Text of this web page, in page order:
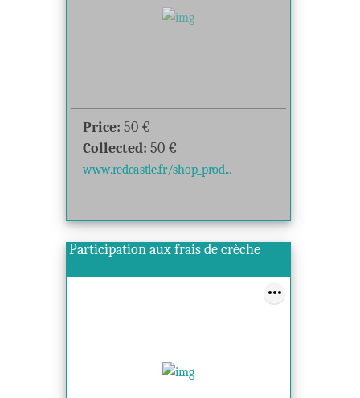
Price: 50 €
Collected: 50 €
www.redcastle.fr/shop_prod...
Participation aux frais de crèche